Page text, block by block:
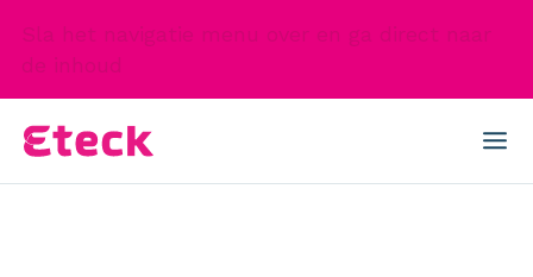
Sla het navigatie menu over en ga direct naar
de inhoud